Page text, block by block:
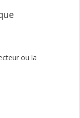
ou la